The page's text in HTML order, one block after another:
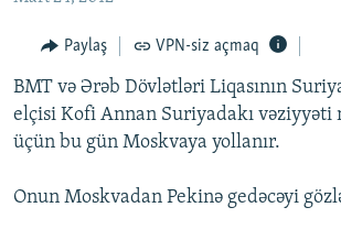
FƏRQƏ BAX
QANUNI DOĞRU
ARAŞDIRMA
VIDEO
RADIO ARXIV
Paylaş VPN-siz açmaq
BMT və Ərəb Dövlətləri Liqasının
elçisi Kofi Annan Suriyadakı vəziyyəti
üçün bu gün Moskvaya yollanır.
Onun Moskvadan Pekinə gedəcəyi